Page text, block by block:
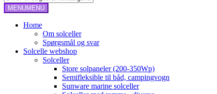
MENUMENU
Home
Om solceller
Spørgsmål og svar
Solcelle webshop
Solceller
Store solpaneler (200-350Wp)
Semifleksible til båd, campingvogn
Sunware marine solceller